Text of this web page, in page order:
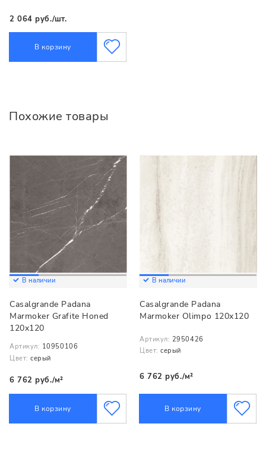
2 064 руб./шт.
В корзину
Похожие товары
В наличии
Casalgrande Padana
Marmoker Grafite Honed
120x120
Артикул: 10950106
Цвет: серый
6 762 руб./м²
В корзину
В наличии
Casalgrande Padana
Marmoker Olimpo 120x120
Артикул: 2950426
Цвет: серый
6 762 руб./м²
В корзину